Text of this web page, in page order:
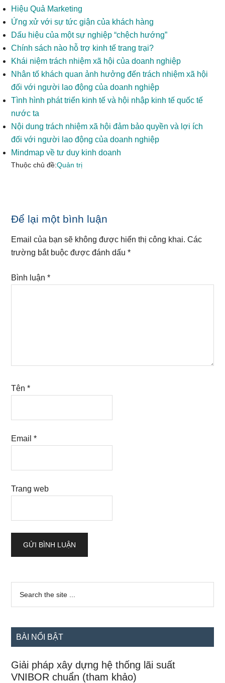
Hiệu Quả Marketing
Ứng xử với sự tức giận của khách hàng
Dấu hiệu của một sự nghiệp “chệch hướng”
Chính sách nào hỗ trợ kinh tế trang trại?
Khái niệm trách nhiệm xã hội của doanh nghiệp
Nhân tố khách quan ảnh hưởng đến trách nhiệm xã hội
đối với người lao động của doanh nghiệp
Tình hình phát triển kinh tế và hội nhập kinh tế quốc tế
nước ta
Nội dung trách nhiệm xã hội đảm bảo quyền và lợi ích
đối với người lao động của doanh nghiệp
Mindmap về tư duy kinh doanh
Thuộc chủ đề:Quản trị
Reader
Interactions
Để lại một bình luận
Email của bạn sẽ không được hiển thị công khai. Các
trường bắt buộc được đánh dấu*
Bình luận*
Tên*
Email*
Trang web
Sidebar
chính
...
BÀI NỔI BẬT
Giải pháp xây dựng hệ thống lãi suất
VNIBOR chuẩn (tham khảo)